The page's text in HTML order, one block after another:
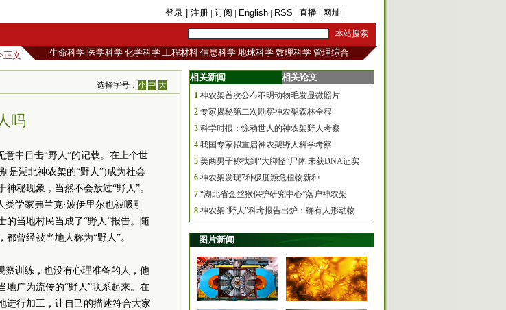
登录 | 注册 | 订阅 | English | RSS | 直播 | 网址 |
正文 生命科学 医学科学 化学科学 工程材料 信息科学 地球科学 数理科学 管理综合
选择字号：小 中 大
吗
中目击“野人”的记载。在上个世
是湖北神农架的“野人”)成为社会
秘现象，当然不会放过“野人”。
学家弗兰克·波伊里尔也被吸引
的当地村民当成了“野人”报告。随
曾经被当地人称为“野人”。
察训练，也没有心理准备的人，他
地广为流传的“野人”联系起来。在
进行加工，让自己的描述符合大家
相关新闻 相关论文
1 神农架首次公布不明动物毛发显微照片
2 专家揭秘第二次勘察神农架森林全程
3 科学时报：惊动世人的神农架野人考察
4 我国专家拟重启神农架野人科学考察
5 美两男子称找到“大脚怪”尸体 未获DNA证实
6 神农架发现7种极度濒危植物新种
7 “湖北省金丝猴保护研究中心”落户神农架
8 神农架“野人”科考报告出炉：确有人形动物
图片新闻